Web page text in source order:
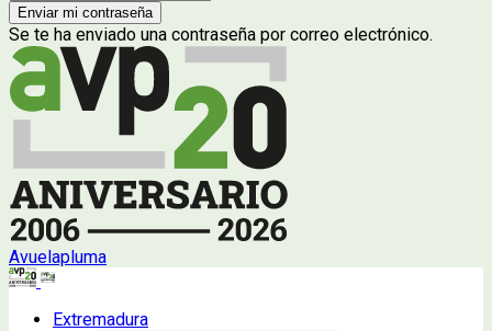
Se te ha enviado una contraseña por correo electrónico.
Avuelapluma
Extremadura